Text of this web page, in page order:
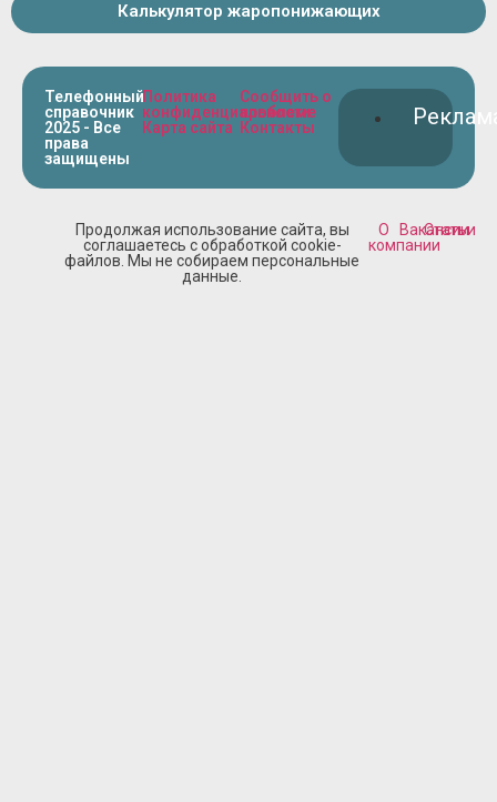
Калькулятор жаропонижающих
Телефонный
справочник
2025 - Все
права
защищены
Политика
конфиденциальности
Карта сайта
Сообщить о
проблеме
Контакты
Продолжая использование сайта, вы
соглашаетесь с обработкой cookie-
файлов. Мы не собираем персональные
данные.
О
компании
Вакансии
Статьи